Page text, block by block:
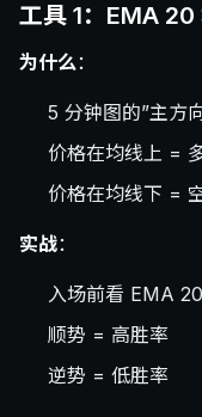
工具 1：EMA 20
为什么：
5 分钟图的”主方
价格在均线上 =
价格在均线下 =
实战：
入场前看 EMA 20
顺势 = 高胜率
逆势 = 低胜率